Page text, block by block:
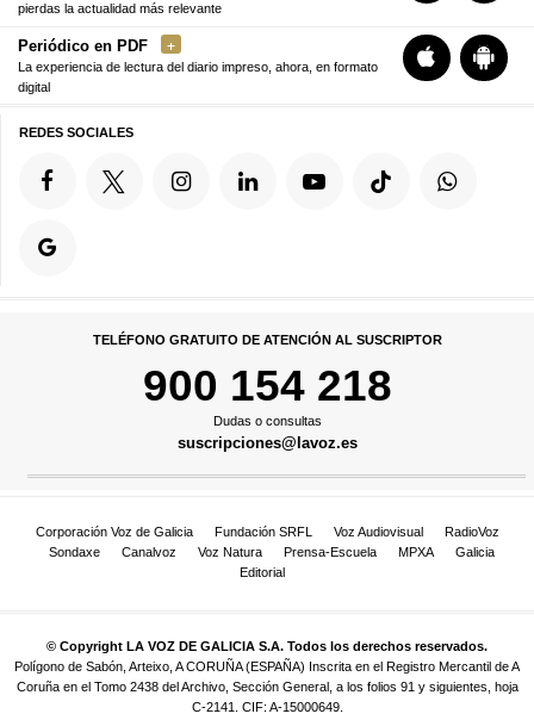
pierdas la actualidad más relevante
Periódico en PDF
La experiencia de lectura del diario impreso, ahora, en formato
digital
REDES SOCIALES
TELÉFONO GRATUITO DE ATENCIÓN AL SUSCRIPTOR
900 154 218
Dudas o consultas
suscripciones@lavoz.es
Corporación Voz de Galicia Fundación SRFL Voz Audiovisual
RadioVoz
Sondaxe
Canalvoz Voz Natura Prensa-Escuela MPXA
Galicia
Editorial
© Copyright LA VOZ DE GALICIA S.A. Todos los derechos reservados.
Polígono de Sabón, Arteixo, A CORUÑA (ESPAÑA) Inscrita en el Registro Mercantil de A
Coruña en el Tomo 2438 del Archivo, Sección General, a los folios 91 y siguientes, hoja
C-2141. CIF: A-15000649.